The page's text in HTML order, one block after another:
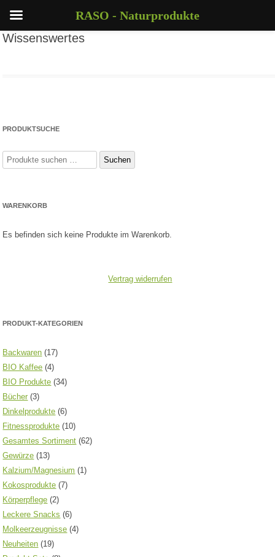
Wissenswertes
PRODUKTSUCHE
Suchen
nach:
Suchen
WARENKORB
Es befinden sich keine Produkte im Warenkorb.
Vertrag widerrufen
PRODUKT-KATEGORIEN
Backwaren (17)
BIO Kaffee (4)
BIO Produkte (34)
Bücher (3)
Dinkelprodukte (6)
Fitnessprodukte (10)
Gesamtes Sortiment (62)
Gewürze (13)
Kalzium/Magnesium (1)
Kokosprodukte (7)
Körperpflege (2)
Leckere Snacks (6)
Molkeerzeugnisse (4)
Neuheiten (19)
RASO - Naturprodukte